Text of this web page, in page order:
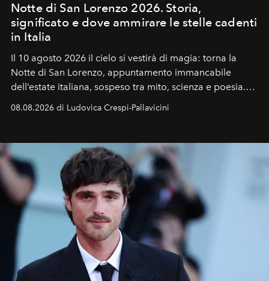
Notte di San Lorenzo 2026. Storia,
significato e dove ammirare le stelle cadenti
in Italia
Il 10 agosto 2026 il cielo si vestirà di magia: torna la
Notte di San Lorenzo, appuntamento immancabile
dell’estate italiana, sospeso tra mito, scienza e poesia.
Sarà il momento in cui gli occhi si alzano verso la volta
celeste per seguire il passaggio delle
all’universo i desideri più segreti
08.08.2026 di Ludovica Crespi-Pallavicini